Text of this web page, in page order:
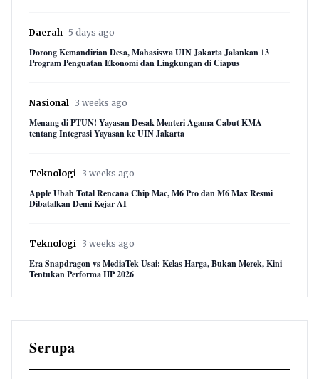
Daerah 5 days ago
Dorong Kemandirian Desa, Mahasiswa UIN Jakarta Jalankan 13
Program Penguatan Ekonomi dan Lingkungan di Ciapus
Nasional 3 weeks ago
Menang di PTUN! Yayasan Desak Menteri Agama Cabut KMA
tentang Integrasi Yayasan ke UIN Jakarta
Teknologi 3 weeks ago
Apple Ubah Total Rencana Chip Mac, M6 Pro dan M6 Max Resmi
Dibatalkan Demi Kejar AI
Teknologi 3 weeks ago
Era Snapdragon vs MediaTek Usai: Kelas Harga, Bukan Merek, Kini
Tentukan Performa HP 2026
Serupa